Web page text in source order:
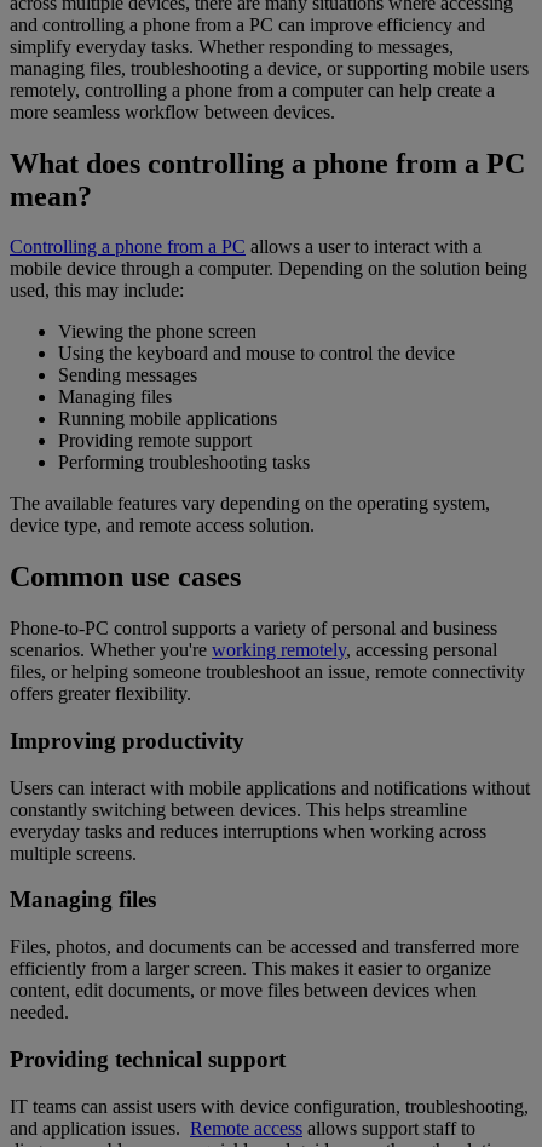
and controlling a phone from a PC can improve efficiency and
simplify everyday tasks. Whether responding to messages,
managing files, troubleshooting a device, or supporting mobile users
remotely, controlling a phone from a computer can help create a
more seamless workflow between devices.
What does controlling a phone from a PC
mean?
Controlling a phone from a PC allows a user to interact with a
mobile device through a computer. Depending on the solution being
used, this may include:
Viewing the phone screen
Using the keyboard and mouse to control the device
Sending messages
Managing files
Running mobile applications
Providing remote support
Performing troubleshooting tasks
The available features vary depending on the operating system,
device type, and remote access solution.
Common use cases
Phone-to-PC control supports a variety of personal and business
scenarios. Whether you're working remotely, accessing personal
files, or helping someone troubleshoot an issue, remote connectivity
offers greater flexibility.
Improving productivity
Users can interact with mobile applications and notifications without
constantly switching between devices. This helps streamline
everyday tasks and reduces interruptions when working across
multiple screens.
Managing files
Files, photos, and documents can be accessed and transferred more
efficiently from a larger screen. This makes it easier to organize
content, edit documents, or move files between devices when
needed.
Providing technical support
IT teams can assist users with device configuration, troubleshooting,
and application issues. Remote access allows support staff to